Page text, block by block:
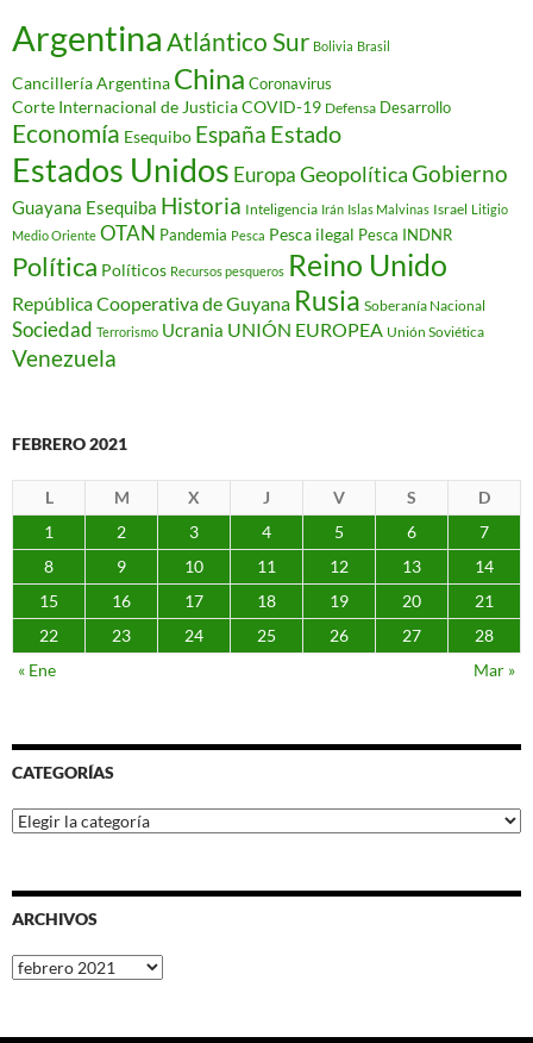
Argentina Atlántico Sur Bolivia Brasil
Cancillería Argentina China Coronavirus
Corte Internacional de JusticiaCOVID-19 Defensa Desarrollo
Economía Esequibo España Estado
Estados Unidos EuropaGeopolíticaGobierno
Guayana Esequiba Historia Inteligencia Irán Islas Malvinas Israel Litigio
Medio Oriente OTAN Pandemia Pesca Pesca ilegal Pesca INDNR
Política Políticos Recursos pesqueros Reino Unido
República Cooperativa de Guyana Rusia Soberanía Nacional
Sociedad Terrorismo Ucrania UNIÓN EUROPEA Unión Soviética
Venezuela
FEBRERO 2021
L M X J V S
D
1
2 3 4 5 6
7
8
9 10 11 12 13
14
15
16 17 18 19 20
21
22
23 24 25 26 27
28
« Ene
Mar »
CATEGORÍAS
Categorías
ARCHIVOS
Archivos